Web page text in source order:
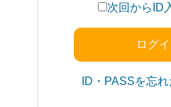
次回からID
ID・PASSを忘